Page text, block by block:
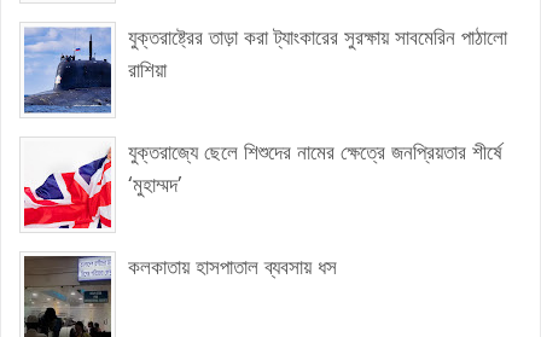
যুক্তরাষ্ট্রের তাড়া করা ট্যাংকারের সুরক্ষায় সাবমেরিন পাঠালো
রাশিয়া
যুক্তরাজ্যে ছেলে শিশুদের নামের ক্ষেত্রে জনপ্রিয়তার শীর্ষে
‘মুহাম্মদ’
কলকাতায় হাসপাতাল ব্যবসায় ধস